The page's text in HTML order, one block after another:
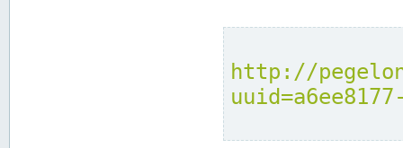
http://